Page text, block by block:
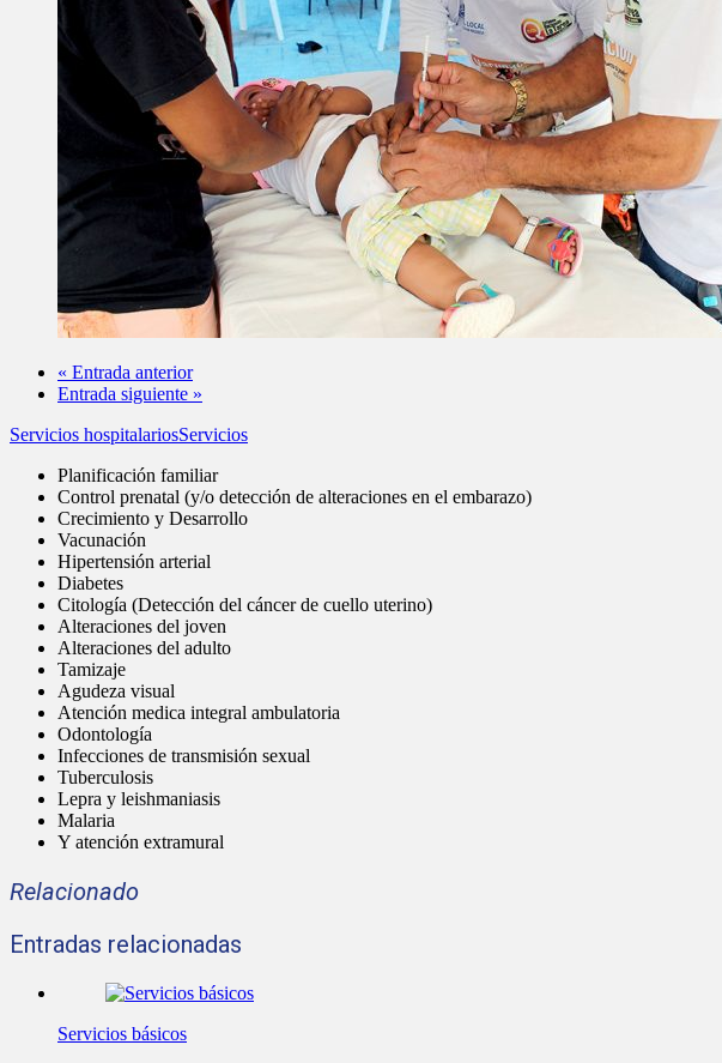
« Entrada anterior
Entrada siguiente »
Servicios hospitalariosServicios
Planificación familiar
Control prenatal (y/o detección de alteraciones en el embarazo)
Crecimiento y Desarrollo
Vacunación
Hipertensión arterial
Diabetes
Citología (Detección del cáncer de cuello uterino)
Alteraciones del joven
Alteraciones del adulto
Tamizaje
Agudeza visual
Atención medica integral ambulatoria
Odontología
Infecciones de transmisión sexual
Tuberculosis
Lepra y leishmaniasis
Malaria
Y atención extramural
Relacionado
Entradas relacionadas
Servicios básicos